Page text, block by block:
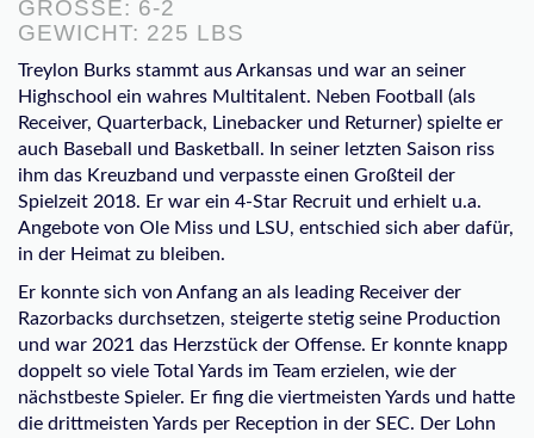
GRÖSSE: 6-2
GEWICHT: 225 LBS
Treylon Burks stammt aus Arkansas und war an seiner
Highschool ein wahres Multitalent. Neben Football (als
Receiver, Quarterback, Linebacker und Returner) spielte er
auch Baseball und Basketball. In seiner letzten Saison riss
ihm das Kreuzband und verpasste einen Großteil der
Spielzeit 2018. Er war ein 4-Star Recruit und erhielt u.a.
Angebote von Ole Miss und LSU, entschied sich aber dafür,
in der Heimat zu bleiben.
Er konnte sich von Anfang an als leading Receiver der
Razorbacks durchsetzen, steigerte stetig seine Production
und war 2021 das Herzstück der Offense. Er konnte knapp
doppelt so viele Total Yards im Team erzielen, wie der
nächstbeste Spieler. Er fing die viertmeisten Yards und hatte
die drittmeisten Yards per Reception in der SEC. Der Lohn